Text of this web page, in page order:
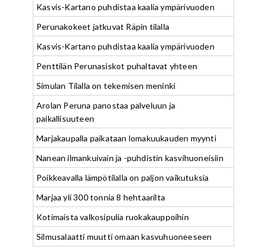
Kasvis-Kartano puhdistaa kaalia ympärivuoden
Perunakokeet jatkuvat Räpin tilalla
Kasvis-Kartano puhdistaa kaalia ympärivuoden
Penttilän Perunasiskot puhaltavat yhteen
Simulan Tilalla on tekemisen meninki
Arolan Peruna panostaa palveluun ja
paikallisuuteen
Marjakaupalla paikataan lomakuukauden myynti
Nanean ilmankuivain ja -puhdistin kasvihuoneisiin
Poikkeavalla lämpötilalla on paljon vaikutuksia
Marjaa yli 300 tonnia 8 hehtaarilta
Kotimaista valkosipulia ruokakauppoihin
Silmusalaatti muutti omaan kasvuhuoneeseen